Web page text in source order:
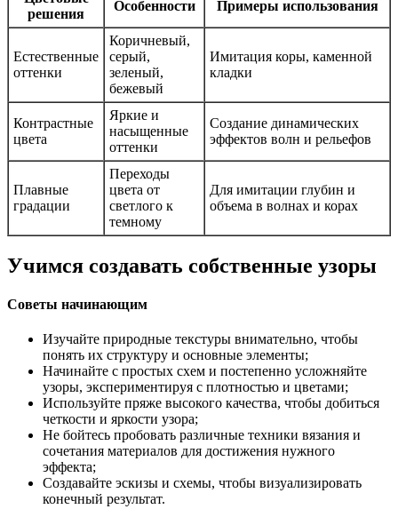
решения
Особенности Примеры использования
Естественные
оттенки
Коричневый,
серый,
зеленый,
бежевый
Имитация коры, каменной
кладки
Контрастные
цвета
Яркие и
насыщенные
оттенки
Создание динамических
эффектов волн и рельефов
Плавные
градации
Переходы
цвета от
светлого к
темному
Для имитации глубин и
объема в волнах и корах
Учимся создавать собственные узоры
Советы начинающим
Изучайте природные текстуры внимательно, чтобы
понять их структуру и основные элементы;
Начинайте с простых схем и постепенно усложняйте
узоры, экспериментируя с плотностью и цветами;
Используйте пряже высокого качества, чтобы добиться
четкости и яркости узора;
Не бойтесь пробовать различные техники вязания и
сочетания материалов для достижения нужного
эффекта;
Создавайте эскизы и схемы, чтобы визуализировать
конечный результат.